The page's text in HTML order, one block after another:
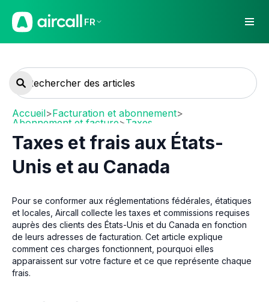
FR
Accueil>Facturation et abonnement>
Abonnement et facture>Taxes
Taxes et frais aux États-
Unis et au Canada
Pour se conformer aux réglementations fédérales, étatiques
et locales, Aircall collecte les taxes et commissions requises
auprès des clients des États-Unis et du Canada en fonction
de leurs adresses de facturation. Cet article explique
comment ces charges fonctionnent, pourquoi elles
apparaissent sur votre facture et ce que représente chaque
frais.